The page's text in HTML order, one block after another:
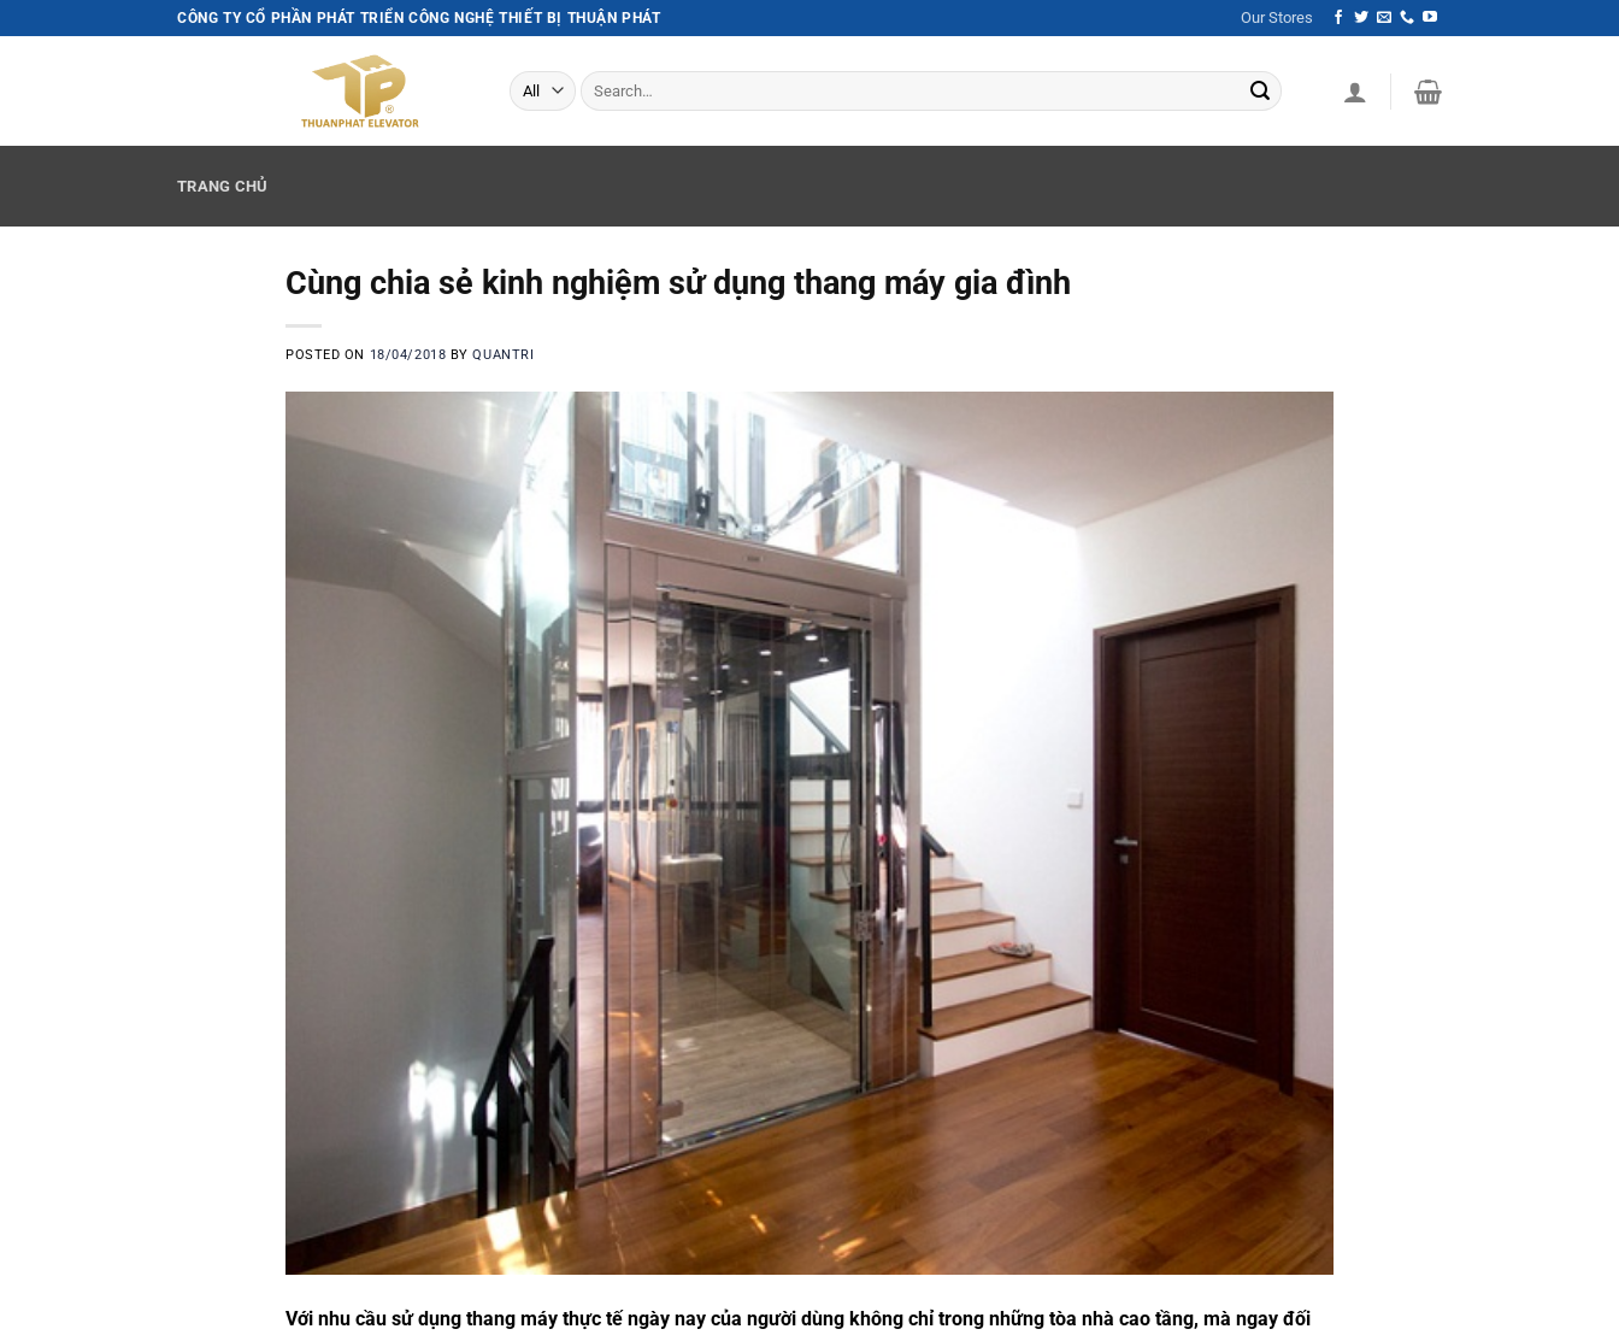
to
CÔNG TY CỔ PHẦN PHÁT TRIỂN CÔNG NGHỆ THIẾT BỊ THUẬN PHÁT Our Stores
Search
for:
TRANG CHỦ
Cùng chia sẻ kinh nghiệm sử dụng thang máy gia đình
POSTED ON 18/04/2018 BYQUANTRI
Với nhu cầu sử dụng thang máy thực tế ngày nay của người dùng không chỉ trong những tòa nhà cao tầng, mà ngay đối